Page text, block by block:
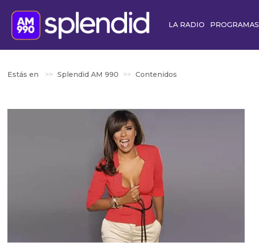
LA RADIO PROGRAMAS
Estás en Splendid AM 990 Contenidos